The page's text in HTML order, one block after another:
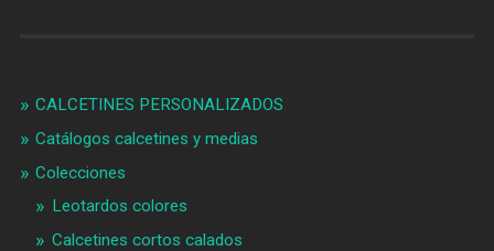
CALCETINES PERSONALIZADOS
Catálogos calcetines y medias
Colecciones
Leotardos colores
Calcetines cortos calados